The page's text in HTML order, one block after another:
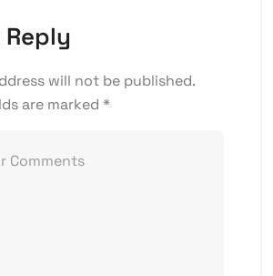
Reply
will not be published.
are marked *